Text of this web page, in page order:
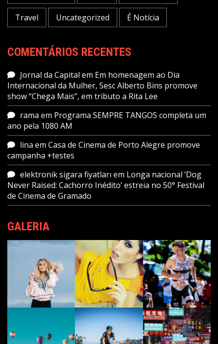
Travel Uncategorized É Notícia
COMENTÁRIOS RECENTES
Jornal da Capital em Em homenagem ao Dia
Internacional da Mulher, Sesc Alberto Bins promove
show “Chega Mais”, em tributo a Rita Lee
rama em Programa SEMPRE TANGOS completa um
ano pela 1080 AM
lina em Casa de Cinema de Porto Alegre promove
campanha +testes
elektronik sigara fiyatları em Longa nacional ‘Dog
Never Raised: Cachorro Inédito’ estreia no 50° Festival
de Cinema de Gramado
GALERIA